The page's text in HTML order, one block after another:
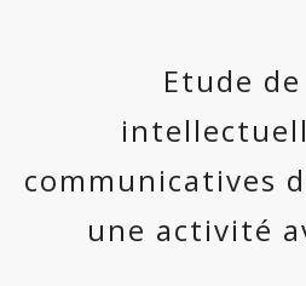
Etude
communicatives
une activité